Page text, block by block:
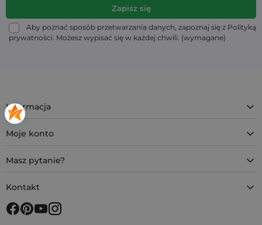
Aby poznać sposób przetwarzania danych, zapoznaj się z Polityką
prywatności. Możesz wypisać się w każdej chwili. (wymagane)
Informacja
Moje konto
Masz pytanie?
Kontakt